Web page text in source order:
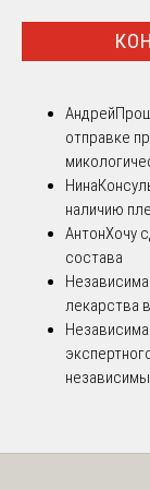
Андрей
отправке
Нина
наличию
АнтонХочу
состава
лекарства